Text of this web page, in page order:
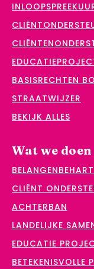
BASISRECHTEN
STRAATWIJZER
BEKIJK ALLES
Wat we doen
CLIËNT
ACHTERBAN
LANDELIJKE
EDUCATIE
BETEKENISVOLLE